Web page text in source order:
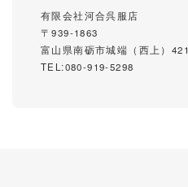
有限会社河合呉服店
〒939-1863
富山県南砺市城端（西上）421
TEL:080-919-5298